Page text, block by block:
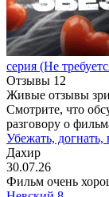
серия (Не
Отзывы 12
Живые отзывы
Смотрите, что
разговору о
Убежать, догнать,
Дахир
30.07.26
Фильм очень